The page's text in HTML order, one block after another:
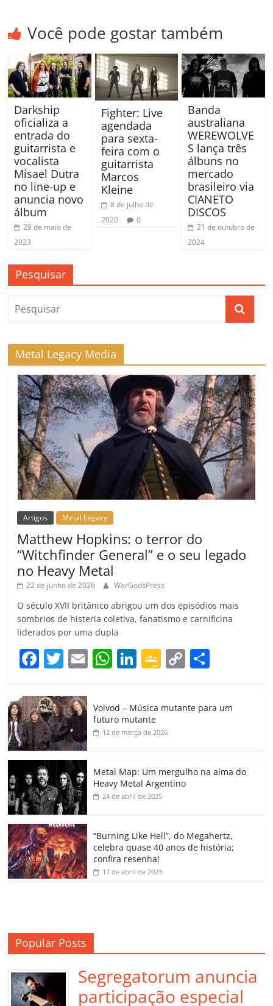
Você pode gostar também
Darkship
oficializa a
entrada do
guitarrista e
vocalista
Misael Dutra
no line-up e
anuncia novo
álbum
29 de maio de
2023
Fighter: Live
agendada
para sexta-
feira com o
guitarrista
Marcos
Kleine
8 de julho de
2020
0
Banda
australiana
WEREWOLVE
S lança três
álbuns no
mercado
brasileiro via
CIANETO
DISCOS
21 de outubro de
2024
Pesquisar
Metal Legacy Media
Artigos Metal Legacy
Matthew Hopkins: o terror do
“Witchfinder General” e o seu legado
no Heavy Metal
22 de junho de 2026 WarGodsPress
O século XVII britânico abrigou um dos episódios mais
sombrios de histeria coletiva, fanatismo e carnificina
liderados por uma dupla
F
c
e
b
o
o
k
T
itt
er
E
ai
W
at
s
A
p
Li
k
e
dI
G
gl
e
a
ss
o
m
C
y
k
p
h
Voivod – Música mutante para um
futuro mutante
12 de março de 2026
Metal Map: Um mergulho na alma do
Heavy Metal Argentino
24 de abril de 2025
“Burning Like Hell”, do Megahertz,
celebra quase 40 anos de história;
confira resenha!
17 de abril de 2023
Popular Posts
Segregatorum anuncia
participação especial